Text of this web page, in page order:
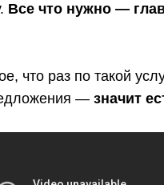
Все что нужно —
что раз по такой
— значит